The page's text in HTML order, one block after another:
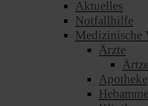
Aktuelles
Notfallhilfe
Medizinische
Ärzte
Apotheke